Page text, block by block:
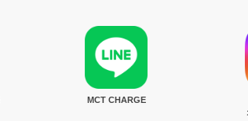
MCT CHARGE